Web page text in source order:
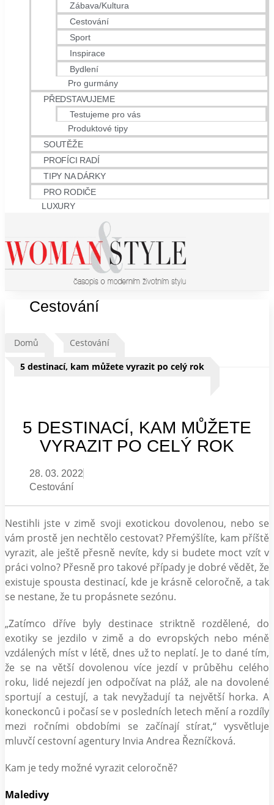
Zábava/Kultura
Cestování
Sport
Inspirace
Bydlení
Pro gurmány
PŘEDSTAVUJEME
Testujeme pro vás
Produktové tipy
SOUTĚŽE
PROFÍCI RADÍ
TIPY NA DÁRKY
PRO RODIČE
LUXURY
Cestování
Domů Cestování
5 destinací, kam můžete vyrazit po celý rok
5 DESTINACÍ, KAM MŮŽETE
VYRAZIT PO CELÝ ROK
28. 03. 2022
Cestování
Nestihli jste v zimě svoji exotickou dovolenou, nebo se
vám prostě jen nechtělo cestovat? Přemýšlíte, kam příště
vyrazit, ale ještě přesně nevíte, kdy si budete moct vzít v
práci volno? Přesně pro takové případy je dobré vědět, že
existuje spousta destinací, kde je krásně celoročně, a tak
se nestane, že tu propásnete sezónu.
„Zatímco dříve byly destinace striktně rozdělené, do
exotiky se jezdilo v zimě a do evropských nebo méně
vzdálených míst v létě, dnes už to neplatí. Je to dané tím,
že se na větší dovolenou více jezdí v průběhu celého
roku, lidé nejezdí jen odpočívat na pláž, ale na dovolené
sportují a cestují, a tak nevyžadují ta největší horka. A
koneckonců i počasí se v posledních letech mění a rozdíly
mezi ročními obdobími se začínají stírat,“ vysvětluje
mluvčí cestovní agentury Invia Andrea Řezníčková.
Kam je tedy možné vyrazit celoročně?
Maledivy